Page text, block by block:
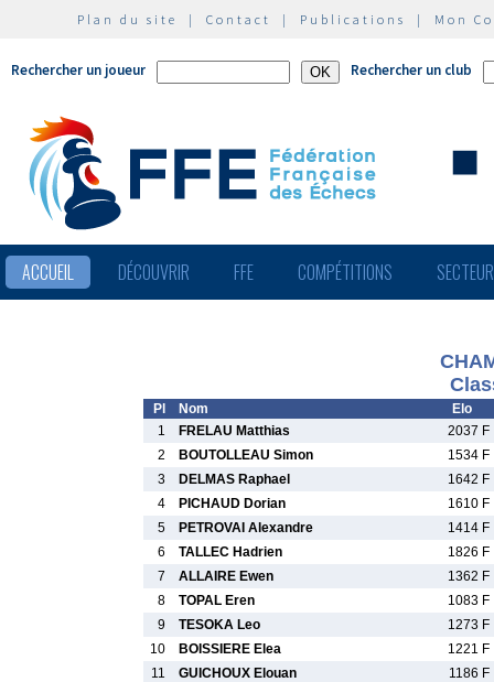
Plan du site | Contact | Publications | Mon
Rechercher un joueur Rechercher un club
ACCUEIL DÉCOUVRIR FFE COMPÉTITIONS
Pl Nom
Elo
1
FRELAU Matthias
2037 F
2
BOUTOLLEAU Simon
1534 F
3
DELMAS Raphael
1642 F
4
PICHAUD Dorian
1610 F
5
PETROVAI Alexandre
1414 F
6
TALLEC Hadrien
1826 F
7
ALLAIRE Ewen
1362 F
8
TOPAL Eren
1083 F
9
TESOKA Leo
1273 F
10
BOISSIERE Elea
1221 F
11
GUICHOUX Elouan
1186 F